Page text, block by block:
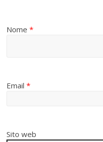
Nome*
Email*
Sito web